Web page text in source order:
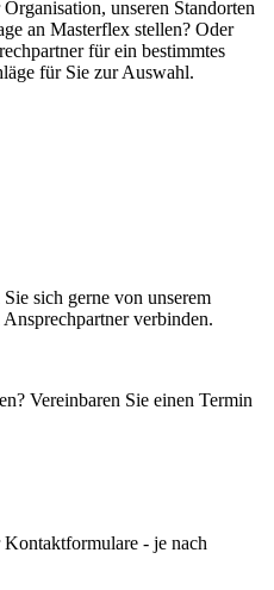
unseren Standorten
an Masterflex stellen? Oder
für ein bestimmtes
für Sie zur Auswahl.
sich gerne von unserem
verbinden.
Vereinbaren Sie einen Termin
- je nach